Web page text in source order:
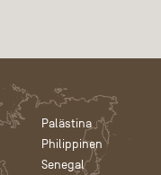
Palästina
Philippinen
Senegal